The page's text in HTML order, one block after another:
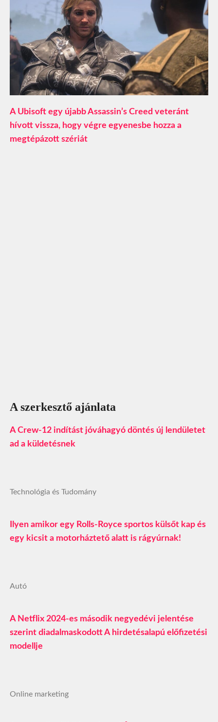
A Ubisoft egy újabb Assassin’s Creed veteránt
hívott vissza, hogy végre egyenesbe hozza a
megtépázott szériát
A szerkesztő ajánlata
A Crew-12 indítást jóváhagyó döntés új lendületet
ad a küldetésnek
Technológia és Tudomány
Ilyen amikor egy Rolls-Royce sportos külsőt kap és
egy kicsit a motorháztető alatt is rágyúrnak!
Autó
A Netflix 2024-es második negyedévi jelentése
szerint diadalmaskodott A hirdetésalapú előfizetési
modellje
Online marketing